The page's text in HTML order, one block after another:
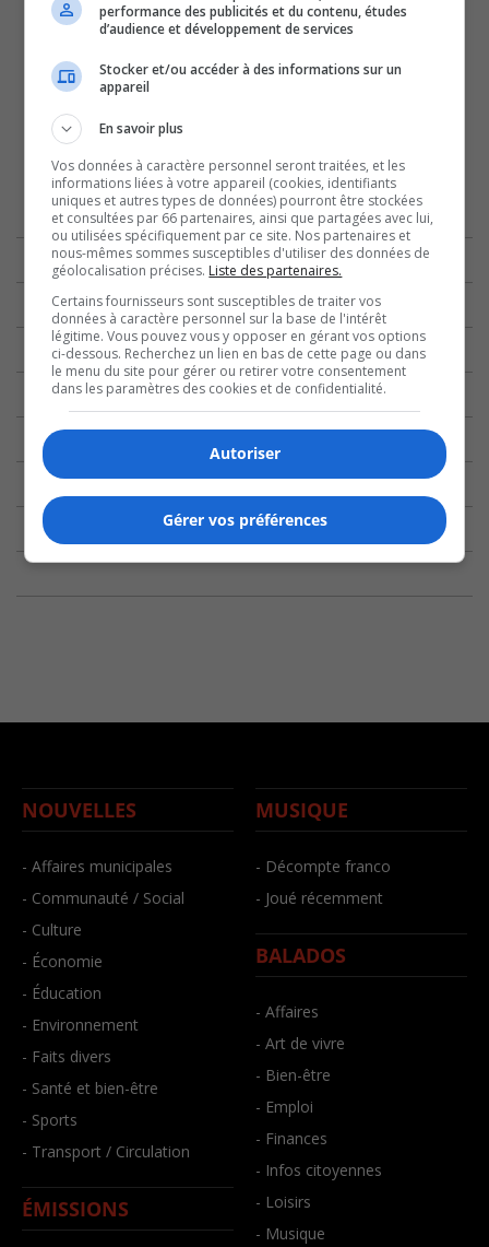
NOUVELLES
- Affaires municipales
- Communauté / Social
- Culture
- Économie
- Éducation
- Environnement
- Faits divers
- Santé et bien-être
- Sports
- Transport / Circulation
ÉMISSIONS
MUSIQUE
- Décompte franco
- Joué récemment
BALADOS
- Affaires
- Art de vivre
- Bien-être
- Emploi
- Finances
- Infos citoyennes
- Loisirs
- Musique
performance des publicités et du contenu, études
d’audience et développement de services
Stocker et/ou accéder à des informations sur un
appareil
En savoir plus
Vos données à caractère personnel seront traitées, et les
informations liées à votre appareil (cookies, identifiants
uniques et autres types de données) pourront être stockées
et consultées par 66 partenaires, ainsi que partagées avec lui,
ou utilisées spécifiquement par ce site. Nos partenaires et
nous-mêmes sommes susceptibles d'utiliser des données de
géolocalisation précises. Liste des partenaires.
Certains fournisseurs sont susceptibles de traiter vos
données à caractère personnel sur la base de l'intérêt
légitime. Vous pouvez vous y opposer en gérant vos options
ci-dessous. Recherchez un lien en bas de cette page ou dans
le menu du site pour gérer ou retirer votre consentement
dans les paramètres des cookies et de confidentialité.
Autoriser
Gérer vos préférences